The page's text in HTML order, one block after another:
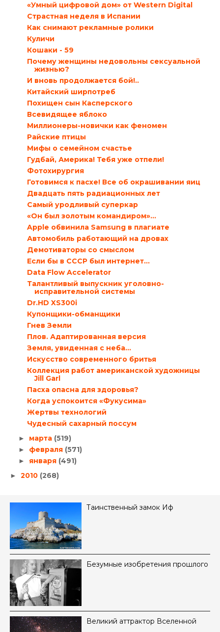
«Умный цифровой дом» от Western Digital
Страстная неделя в Испании
Как снимают рекламные ролики
Куличи
Кошаки - 59
Почему женщины недовольны сексуальной
жизнью?
И вновь продолжается бой!..
Китайский ширпотреб
Похищен сын Касперского
Всевидящее яблоко
Миллионеры-новички как феномен
Райские птицы
Мифы о семейном счастье
Гудбай, Америка! Тебя уже отпели!
Фотохирургия
Готовимся к пасхе! Все об окрашивании яиц
Двадцать пять радиационных лет
Самый уродливый суперкар
«Он был золотым командиром»…
Apple обвинила Samsung в плагиате
Автомобиль работающий на дровах
Демотиваторы со смыслом
Если бы в СССР был интернет…
Data Flow Accelerator
Талантливый выпускник уголовно-
исправительной системы
Dr.HD XS300i
Купонщики-обманщики
Гнев Земли
Плов. Адаптированная версия
Земля, увиденная с неба…
Искусство современного бритья
Коллекция работ американской художницы
Jill Garl
Пасха опасна для здоровья?
Когда успокоится «Фукусима»
Жертвы технологий
Чудесный сахарный поссум
► марта (519)
► февраля (571)
► января (491)
► 2010 (268)
Таинственный замок Иф
Безумные изобретения прошлого
Великий аттрактор Вселенной